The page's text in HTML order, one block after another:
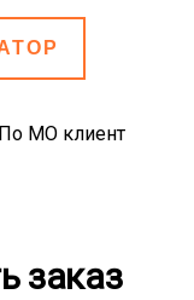
МО клиент
заказ